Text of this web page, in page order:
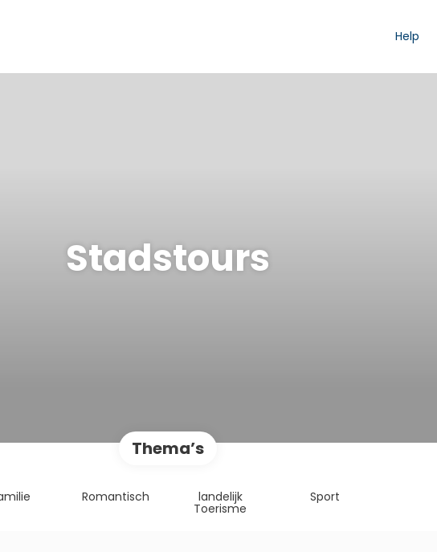
Help
Stadstours
Thema’s
Romantisch landelijk
Toerisme
Sport